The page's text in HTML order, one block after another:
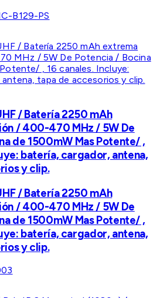
B129-PS
/ Batería 2250 mAh
/ 400-470 MHz / 5W De
de 1500mW Mas Potente/ ,
batería, cargador, antena,
y clip.
/ Batería 2250 mAh
/ 400-470 MHz / 5W De
de 1500mW Mas Potente/ ,
batería, cargador, antena,
y clip.